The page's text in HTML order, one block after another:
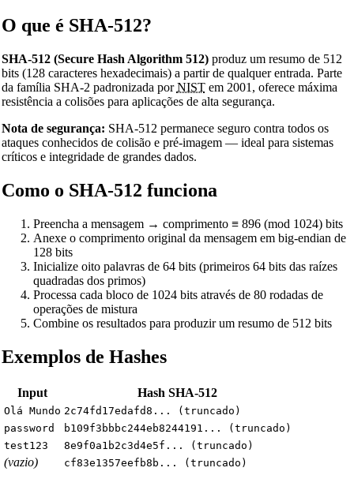
O que é SHA-512?
SHA-512 (Secure Hash Algorithm 512)produz um resumo de 512
bits (128 caracteres hexadecimais) a partir de qualquer entrada. Parte
da família SHA-2 padronizada porNISTem 2001, oferece máxima
resistência a colisões para aplicações de alta segurança.
Nota de segurança: SHA-512 permanece seguro contra todos os
ataques conhecidos de colisão e pré-imagem — ideal para sistemas
críticos e integridade de grandes dados.
Como o SHA-512 funciona
Preencha a mensagem → comprimento ≡ 896 (mod 1024) bits
Anexe o comprimento original da mensagem em big-endian de
128 bits
Inicialize oito palavras de 64 bits (primeiros 64 bits das raízes
quadradas dos primos)
Processa cada bloco de 1024 bits através de 80 rodadas de
operações de mistura
Combine os resultados para produzir um resumo de 512 bits
Exemplos de Hashes
Input Hash SHA-512
Olá Mundo 2c74fd17edafd8... (truncado)
password
b109f3bbbc244eb8244191... (truncado)
test123
8e9f0a1b2c3d4e5f... (truncado)
(vazio) cf83e1357eefb8b... (truncado)